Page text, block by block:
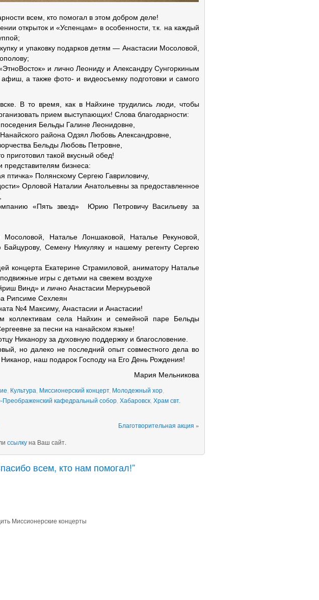
всем, кто помогал в этом добром деле!
открыток и «Успенцам» в особенности, т.к. на каждый
и упаковку подарков детям — Анастасии Мосоловой,
и лично Леониду и Александру Сунгоркиным
а также фото- и видеосъемку подготовки и самого
В то время, как в Найхине трудились люди, чтобы
прием выступающих! Слова благодарности:
Бельды Галине Леонидовне,
района Одзял Любовь Александровне,
Бельды Любовь Петровне,
такой вкусный обед!
представителям бизнеса:
птичка» Полянскому Сергею Гавриловичу,
Орловой Наталии Анатольевны за предоставленное
«Пять звезд» Юрию Петровичу Васильеву за
Наталье Лоншаковой, Наталье Рекуновой,
Байцурову, Семену Никуляку и нашему регенту Сергею
концерта Екатерине Страмиловой, аниматору Наталье
игры с детьми на свежем воздухе
Винд» и лично Анастасии Меркурьевой
Рипсиме Сехлеян
№4 Максиму, Анастасии и Анастасии!
коллективам села Найхин и семейной паре Бельды
за песни на нанайском языке!
Никанору за духовную поддержку и благословение.
но далеко не последний опыт совместного дела во
наш подарок Господу на Его День Рождения!
Мария Мельникова
, Культура, Миссионерский концерт, Молодежный хор,
Преображенский кафедральный собор, Хабаровск, Храм свт.
Благотворительная акция »
ссылкуна Ваш сайт.
всем, кто нам помогал!”
Миссионерские концерты